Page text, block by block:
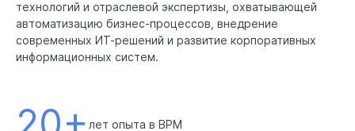
технологий и отраслевой экспертизы, охватывающей
автоматизацию бизнес-процессов, внедрение
современных ИТ-решений и развитие корпоративных
лет опыта в BPM